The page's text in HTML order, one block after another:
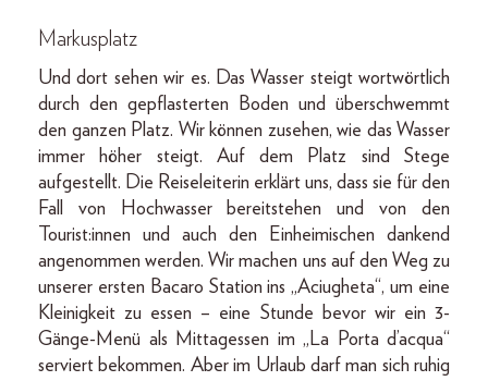
Markusplatz
Und dort sehen wir es. Das Wasser steigt wortwörtlich
durch den gepflasterten Boden und überschwemmt
den ganzen Platz. Wir können zusehen, wie das Wasser
immer höher steigt. Auf dem Platz sind Stege
aufgestellt. Die Reiseleiterin erklärt uns, dass sie für den
Fall von Hochwasser bereitstehen und von den
Tourist:innen und auch den Einheimischen dankend
angenommen werden. Wir machen uns auf den Weg zu
unserer ersten Bacaro Station ins „Aciugheta“, um eine
Kleinigkeit zu essen – eine Stunde bevor wir ein 3-
Gänge-Menü als Mittagessen im „La Porta d’acqua“
serviert bekommen. Aber im Urlaub darf man sich ruhig